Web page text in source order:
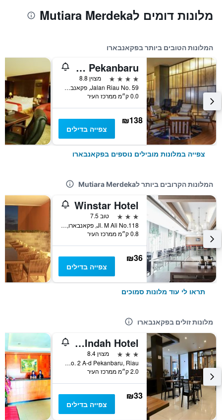
מלונות דומים לMutiara Merdeka
המלונות הטובים ביותר בפקאנבארו
Novotel Pekanbaru
4 כוכבים
מצוין 8.8
Jalan Riau No. 59, פקאנבארו, אינדונזיה
0.0 ק״מ ממרכז העיר
₪138
צפייה בדילים
צפייה במלונות מובילים נוספים בפקאנבארו
המלונות הקרובים ביותר לMutiara Merdeka
Winstar Hotel
3 כוכבים
טוב 7.5
Jl. M Ali No.118, פקאנבארו, אינדונזיה
0.8 ק״מ ממרכז העיר
₪36
צפייה בדילים
תראו לי עוד מלונות סמוכים
מלונות זולים בפקאנבארו
Parma Indah Hotel
3 כוכבים
מצוין 8.4
Jl. Ikhlas No. 2 A-d Pekanbaru, Riau, פקאנבארו, אינדונזיה
2.0 ק״מ ממרכז העיר
₪33
צפייה בדילים